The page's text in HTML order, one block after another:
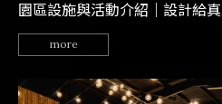
園區設施與活動介紹｜設計給
more